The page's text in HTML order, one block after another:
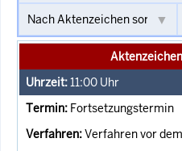
11:00 Uhr
Fortsetzungstermin
Verfahren vor